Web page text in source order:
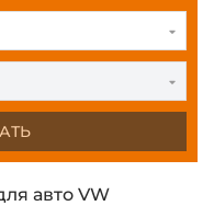
авто VW